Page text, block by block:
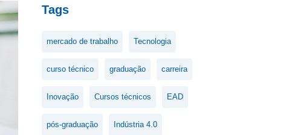
Tags
mercado de trabalho Tecnologia
curso técnico graduação carreira
Inovação Cursos técnicos EAD
pós-graduação Indústria 4.0